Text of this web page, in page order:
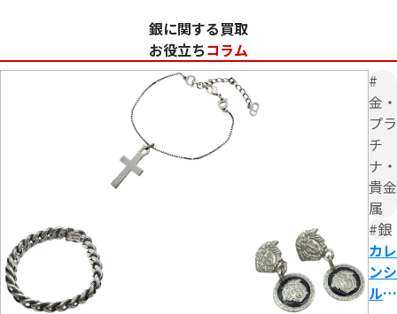
銀に関する買取
お役立ちコラム
#
金・
プラ
チ
ナ・
貴金
属
#銀
カレ
ンシ
ルバ